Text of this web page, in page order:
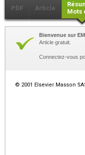
PDF Article
Mots
Bienvenue sur
Article gratuit.
Connectez-vous
© 2001 Elsevier Masson